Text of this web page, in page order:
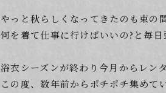
やっと秋らしくなってきたのも束の
何を着て仕事に行けばいいの?と毎
浴衣シーズンが終わり今月からレン
この度、数年前からポチポチ集め